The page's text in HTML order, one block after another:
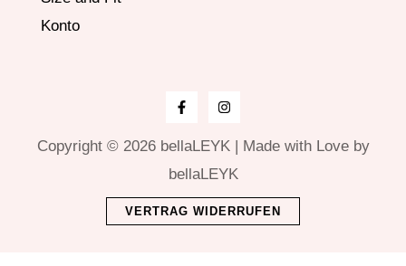
Konto
Copyright © 2026 bellaLEYK | Made with Love by
bellaLEYK
VERTRAG WIDERRUFEN